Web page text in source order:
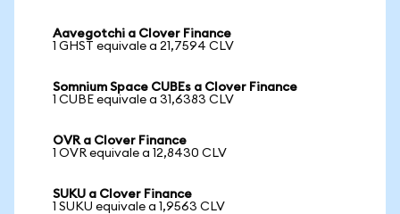
Aavegotchi a Clover Finance
1 GHST equivale a 21,7594 CLV
Somnium Space CUBEs a Clover Finance
1 CUBE equivale a 31,6383 CLV
OVR a Clover Finance
1 OVR equivale a 12,8430 CLV
SUKU a Clover Finance
1 SUKU equivale a 1,9563 CLV